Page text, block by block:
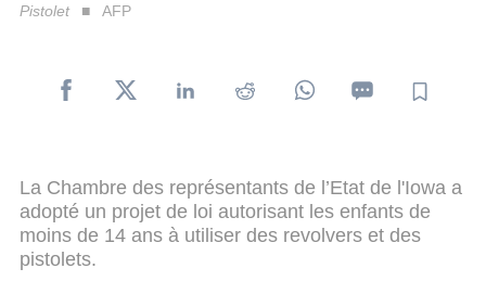
Pistolet AFP
La Chambre des représentants de l’Etat de l'Iowa a
adopté un projet de loi autorisant les enfants de
moins de 14 ans à utiliser des revolvers et des
pistolets.